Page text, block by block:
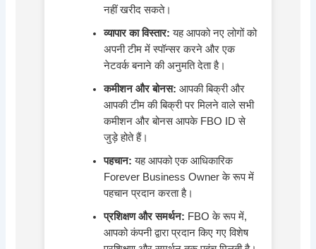
नहीं खरीद सकते।
व्यापार का विस्तार: यह आपको नए लोगों को
अपनी टीम में स्पॉन्सर करने और एक
नेटवर्क बनाने की अनुमति देता है।
कमीशन और बोनस: आपकी बिक्री और
आपकी टीम की बिक्री पर मिलने वाले सभी
कमीशन और बोनस आपके FBO ID से
जुड़े होते हैं।
पहचान: यह आपको एक आधिकारिक
Forever Business Owner के रूप में
पहचान प्रदान करता है।
प्रशिक्षण और समर्थन: FBO के रूप में,
आपको कंपनी द्वारा प्रदान किए गए विशेष